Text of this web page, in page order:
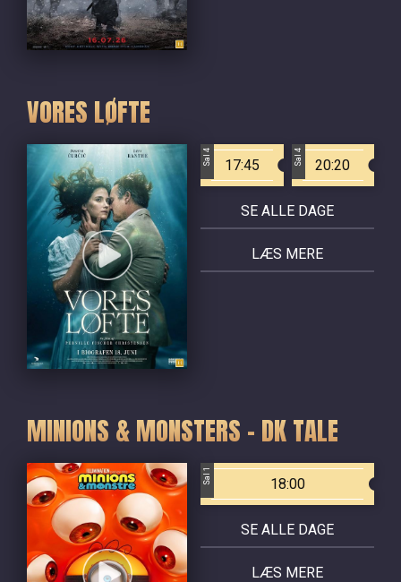
VORES LØFTE
Sal 4 17:45 Sal 4 20:20
SE ALLE DAGE
LÆS MERE
MINIONS & MONSTERS - DK TALE
Sal 1 18:00
SE ALLE DAGE
LÆS MERE